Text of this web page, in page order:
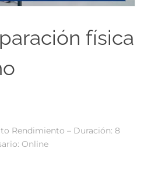
física
Rendimiento – Duración: 8
Online